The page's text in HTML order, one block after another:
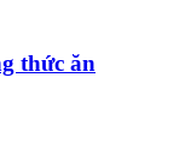
thức ăn